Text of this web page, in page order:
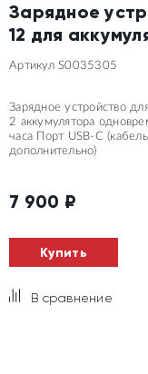
Зарядное
12 для
Артикул S0035305
Зарядное устройство
2 аккумулятора
часа Порт USB-C
дополнительно)
7 900 ₽
Купить
В сравнение